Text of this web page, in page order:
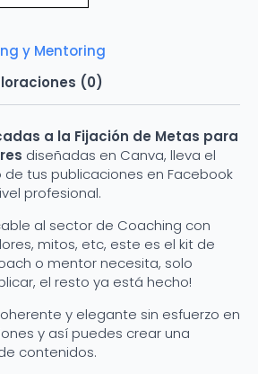
y Mentoring
(0)
a la Fijación de Metas para
diseñadas en Canva, lleva el
tus publicaciones en Facebook
profesional.
al sector de Coaching con
mitos, etc, este es el kit de
o mentor necesita, solo
el resto ya está hecho!
y elegante sin esfuerzo en
y así puedes crear una
contenidos.